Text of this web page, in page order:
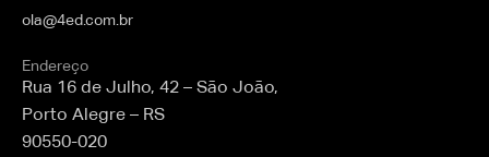
ola@4ed.com.br
Endereço
Rua 16 de Julho, 42 – São João,
Porto Alegre – RS
90550-020